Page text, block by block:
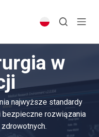
w
najwyższe standardy
rozwiązania